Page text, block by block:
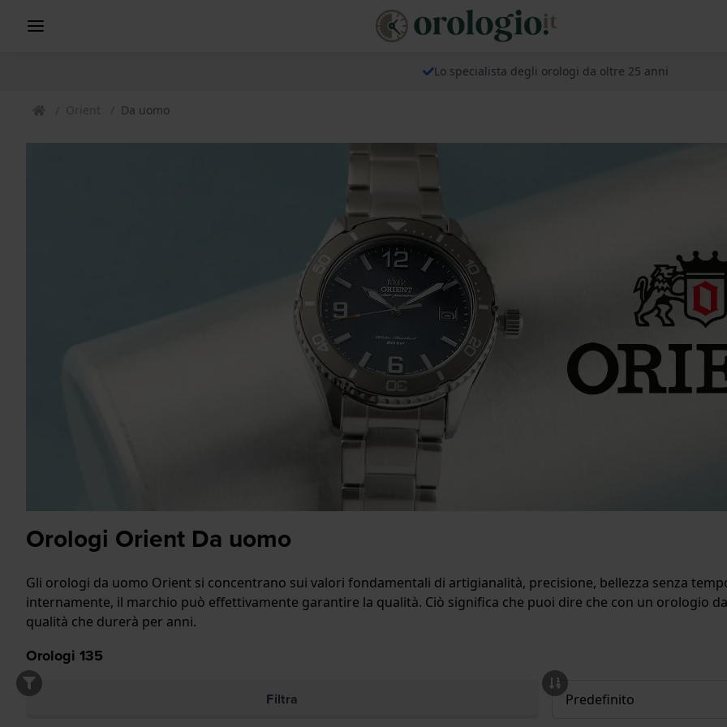
Lo specialista degli orologi da oltre 25 anni
Orient Da uomo
Orologi Orient Da uomo
Gli orologi da uomo Orient si concentrano sui valori fondamentali di artigianalità, precisione, bellezza senza
internamente, il marchio può effettivamente garantire la qualità. Ciò significa che puoi dire che con un orologio
qualità che durerà per anni.
Orologi 135
Filtra